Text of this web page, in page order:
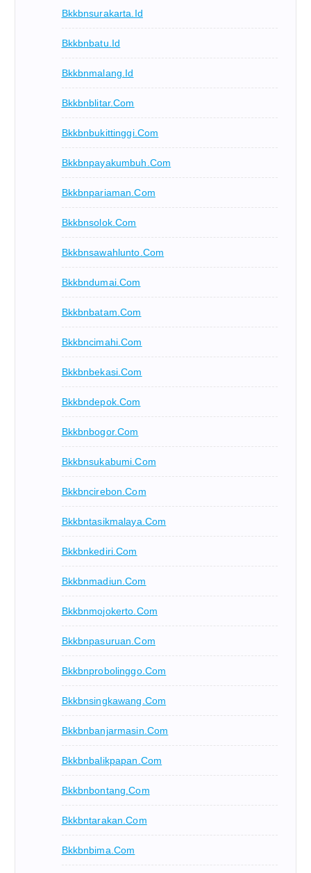
Bkkbnsurakarta.id
Bkkbnbatu.id
Bkkbnmalang.id
Bkkbnblitar.com
Bkkbnbukittinggi.com
Bkkbnpayakumbuh.com
Bkkbnpariaman.com
Bkkbnsolok.com
Bkkbnsawahlunto.com
Bkkbndumai.com
Bkkbnbatam.com
Bkkbncimahi.com
Bkkbnbekasi.com
Bkkbndepok.com
Bkkbnbogor.com
Bkkbnsukabumi.com
Bkkbncirebon.com
Bkkbntasikmalaya.com
Bkkbnkediri.com
Bkkbnmadiun.com
Bkkbnmojokerto.com
Bkkbnpasuruan.com
Bkkbnprobolinggo.com
Bkkbnsingkawang.com
Bkkbnbanjarmasin.com
Bkkbnbalikpapan.com
Bkkbnbontang.com
Bkkbntarakan.com
Bkkbnbima.com